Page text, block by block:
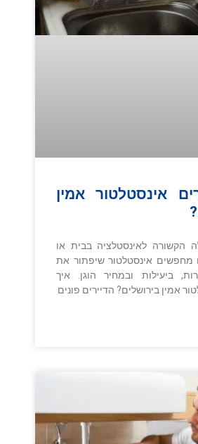
אינסטלטור אמין
הקשורה לאינסטלציה בבית או
מחפשים אינסטלטור שיפתור את
ביעילות ובמחיר הוגן. איך
אמין בירושלים? הדיירים פונים